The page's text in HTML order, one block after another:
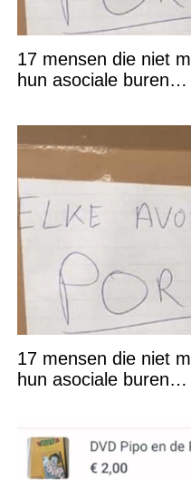
17 mensen die niet
hun asociale
17 mensen die niet
hun asociale